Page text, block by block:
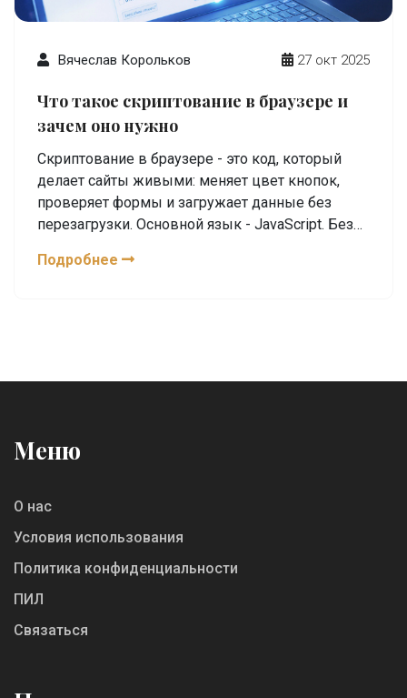
Вячеслав Корольков 27 окт 2025
Что такое скриптование в браузере и
зачем оно нужно
Скриптование в браузере - это код, который
делает сайты живыми: меняет цвет кнопок,
проверяет формы и загружает данные без
перезагрузки. Основной язык - JavaScript. Без
Подробнее
Меню
О нас
Условия использования
Политика конфиденциальности
ПИЛ
Связаться